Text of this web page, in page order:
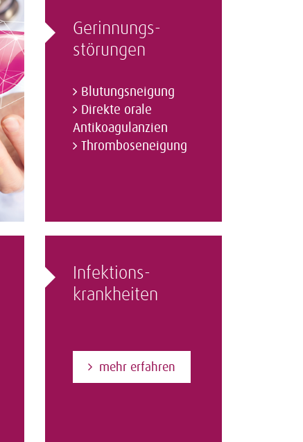
Gerinnungs­
störungen
Blutungsneigung
Direkte orale
Antikoagulanzien
Thromboseneigung
Infektions­
krankheiten
mehr erfahren